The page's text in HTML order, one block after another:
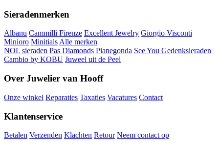
Sieradenmerken
Albanu Cammilli Firenze Excellent Jewelry Giorgio Visconti
Minioro MinitialsAlle merken
NOL sieraden Pas Diamonds Pianegonda See You Gedenksieraden
Cambio by KOBU Juweel uit de Peel
Over Juwelier van Hooff
Onze winkel Reparaties Taxaties Vacatures Contact
Klantenservice
Betalen Verzenden Klachten Retour Neem contact op